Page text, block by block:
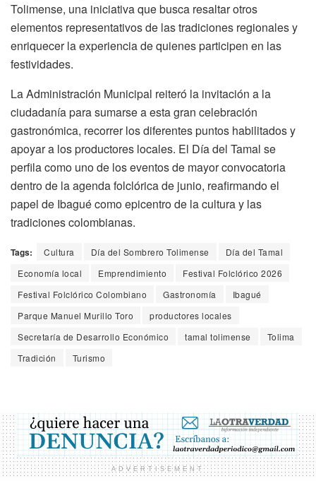
Tolimense, una iniciativa que busca resaltar otros
elementos representativos de las tradiciones regionales y
enriquecer la experiencia de quienes participen en las
festividades.
La Administración Municipal reiteró la invitación a la
ciudadanía para sumarse a esta gran celebración
gastronómica, recorrer los diferentes puntos habilitados y
apoyar a los productores locales. El Día del Tamal se
perfila como uno de los eventos de mayor convocatoria
dentro de la agenda folclórica de junio, reafirmando el
papel de Ibagué como epicentro de la cultura y las
tradiciones colombianas.
Tags: Cultura Día del Sombrero Tolimense
Día del Tamal
Economía local
Emprendimiento
​Festival Folclórico 2026
Festival Folclórico Colombiano
Gastronomía
Ibagué
Parque Manuel Murillo Toro
productores locales
Secretaría de Desarrollo Económico
tamal tolimense
Tolima
Tradición
Turismo
ADVERTISEMENT